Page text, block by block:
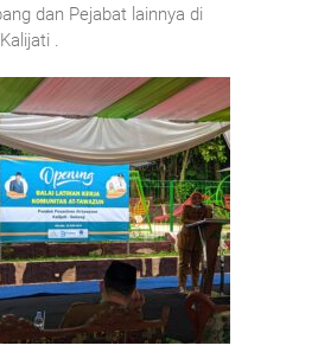
dan Pejabat lainnya di
.